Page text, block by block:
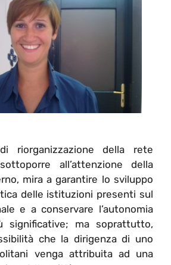
riorganizzazione della rete
all’attenzione della
mira a garantire lo sviluppo
delle istituzioni presenti sul
e a conservare l’autonomia
significative; ma soprattutto,
che la dirigenza di uno
venga attribuita ad una